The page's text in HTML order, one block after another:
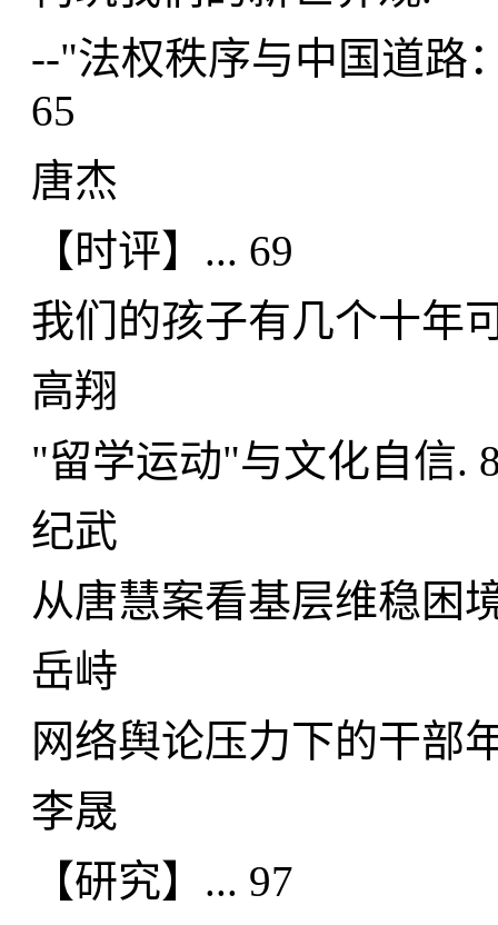
--"法权秩序与中国道路
65
唐杰
【时评】... 69
我们的孩子有几个十年
高翔
"留学运动"与文化自信.
纪武
从唐慧案看基层维稳困
岳峙
网络舆论压力下的干部
李晟
【研究】... 97